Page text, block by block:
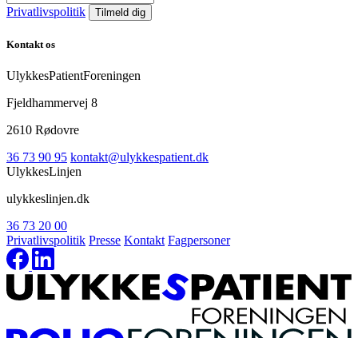
Privatlivspolitik
Kontakt os
UlykkesPatientForeningen
Fjeldhammervej 8
2610 Rødovre
36 73 90 95 kontakt@ulykkespatient.dk
UlykkesLinjen
ulykkeslinjen.dk
36 73 20 00
Privatlivspolitik Presse Kontakt Fagpersoner